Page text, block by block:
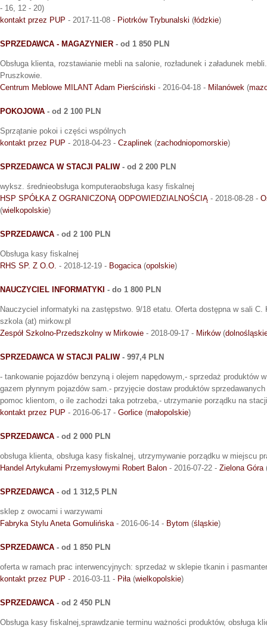
- 16, 12 - 20)
kontakt przez PUP - 2017-11-08 - Piotrków Trybunalski (łódzkie)
SPRZEDAWCA - MAGAZYNIER - od 1 850 PLN
Obsługa klienta, rozstawianie mebli na salonie, rozładunek i załadunek
Pruszkowie.
Centrum Meblowe MILANT Adam Pierściński - 2016-04-18 - Milanówek (
POKOJOWA - od 2 100 PLN
Sprzątanie pokoi i części wspólnych
kontakt przez PUP - 2018-04-23 - Czaplinek (zachodniopomorskie)
SPRZEDAWCA W STACJI PALIW- od 2 200 PLN
wyksz. średnieobsługa komputeraobsługa kasy fiskalnej
HSP SPÓŁKA Z OGRANICZONĄ ODPOWIEDZIALNOŚCIĄ - 2018-08-28 -
(wielkopolskie)
SPRZEDAWCA - od 2 100 PLN
Obsługa kasy fiskalnej
RHS SP. Z O.O. - 2018-12-19 - Bogacica(opolskie)
NAUCZYCIEL INFORMATYKI - do 1 800 PLN
Nauczyciel informatyki na zastępstwo. 9/18 etatu. Oferta dostępna w sali C.
szkola (at) mirkow.pl
Zespół Szkolno-Przedszkolny w Mirkowie - 2018-09-17 - Mirków(
SPRZEDAWCA W STACJI PALIW- 997,4 PLN
- tankowanie pojazdów benzyną i olejem napędowym,- sprzedaż produktów
gazem płynnym pojazdów sam.- przyjęcie dostaw produktów
pomoc klientom, o ile zachodzi taka potrzeba,- utrzymanie porządku na
kontakt przez PUP - 2016-06-17 - Gorlice (małopolskie)
SPRZEDAWCA - od 2 000 PLN
obsługa klienta, obsługa kasy fiskalnej, utrzymywanie porządku w miejscu
Handel Artykułami Przemysłowymi Robert Balon - 2016-07-22 - Zielona Góra
SPRZEDAWCA - od 1 312,5 PLN
sklep z owocami i warzywami
Fabryka Stylu Aneta Gomulińska- 2016-06-14 - Bytom (śląskie)
SPRZEDAWCA - od 1 850 PLN
oferta w ramach prac interwencyjnych: sprzedaż w sklepie tkanin i
kontakt przez PUP - 2016-03-11 - Piła(wielkopolskie)
SPRZEDAWCA - od 2 450 PLN
Obsługa kasy fiskalnej,sprawdzanie terminu ważności produktów, obsługa